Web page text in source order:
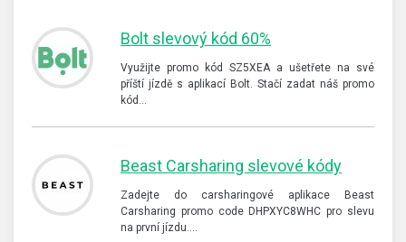
Bolt slevový kód 60%
Využijte promo kód SZ5XEA a ušetřete na své
příští jízdě s aplikací Bolt. Stačí zadat náš promo
kód…
Beast Carsharing slevové kódy
Zadejte do carsharingové aplikace Beast
Carsharing promo code DHPXYC8WHC pro slevu
na první jízdu.…